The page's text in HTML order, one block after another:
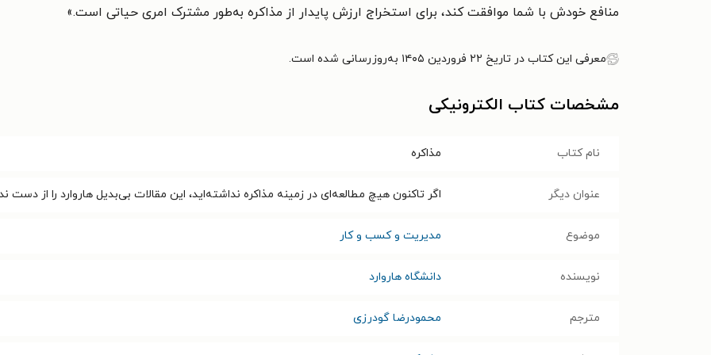
منافع خودش با شما موافقت کند، برای استخراج ارزش پایدار از مذاکره به‌طور مشترک امری حیاتی است.»
معرفی این کتاب در تاریخ ۲۲ فروردین ۱۴۰۵ به‌روزرسانی شده است.
مشخصات کتاب الکترونیکی
نام کتاب مذاکره
عنوان دیگر اگر تاکنون هیچ مطالعه‌ای در زمینه مذاکره نداشته‌اید، این مقالات بی‌بدیل هاروارد را از دست
موضوع مدیریت و کسب و کار
نویسنده دانشگاه هاروارد
مترجم محمودرضا گودرزی